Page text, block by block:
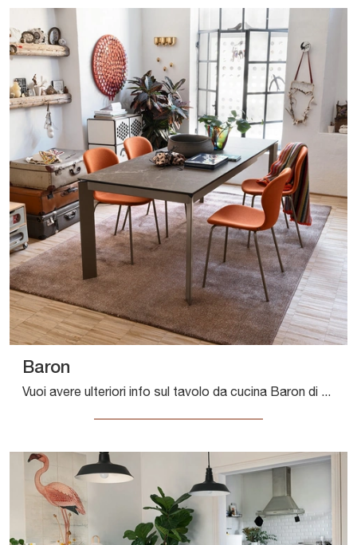
Baron
Vuoi avere ulteriori info sul tavolo da cucina Baron di Connubia? Clicca e scopri di più sui modelli allungabili dell'azienda.